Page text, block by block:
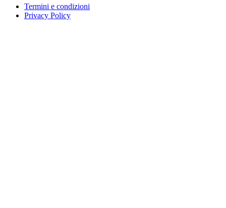
Termini e condizioni
Privacy Policy